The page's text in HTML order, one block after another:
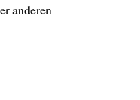
anderen